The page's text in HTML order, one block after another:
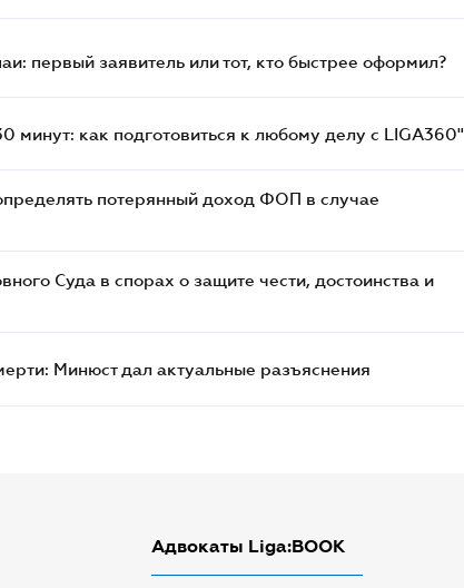
первый заявитель или тот, кто быстрее оформил?
минут: как подготовиться к любому делу с LIGA360"
потерянный доход ФОП в случае
Суда в спорах о защите чести, достоинства и
Минюст дал актуальные разъяснения
Адвокаты Liga:BOOK